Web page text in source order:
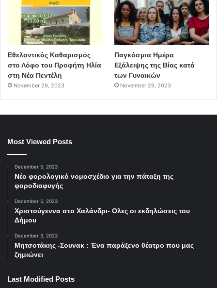
Εθελοντικός Καθαρισμός
στο Λόφο του Προφήτη Ηλία
στη Νέα Πεντέλη
November 29, 2023
Παγκόσμια Ημέρα
Εξάλειψης της Βίας κατά
των Γυναικών
November 29, 2023
Most Viewed Posts
December 5, 2023
Νέο φορολογικό νομοσχέδιο για την πάταξη της
φοροδιαφυγής
December 5, 2023
Χριστούγεννα στο Χαλάνδρι- Ολες οι εκδηλώσεις του
Δήμου
December 3, 2023
Μητσοτάκης -Σουνακ : Ένα παράξενο θέατρο που μας
ζημιώνει
Last Modified Posts